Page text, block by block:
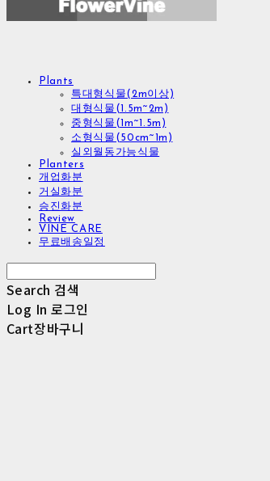
Plants
특대형식물(2m이상)
대형식물(1.5m~2m)
중형식물(1m~1.5m)
소형식물(50cm~1m)
실외월동가능식물
Planters
개업화분
거실화분
승진화분
Review
VINE CARE
무료배송일정
Search 검색
Log In 로그인
Cart장바구니